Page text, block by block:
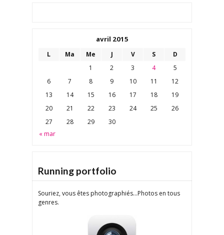
avril 2015
L Ma Me J V S D
« mar
1 2 3 4
5
6
7 8 9 10 11
12
13
14 15 16 17 18
19
20
21 22 23 24 25
26
27
28 29 30
Running portfolio
Souriez, vous êtes photographiés...Photos en tous
genres.